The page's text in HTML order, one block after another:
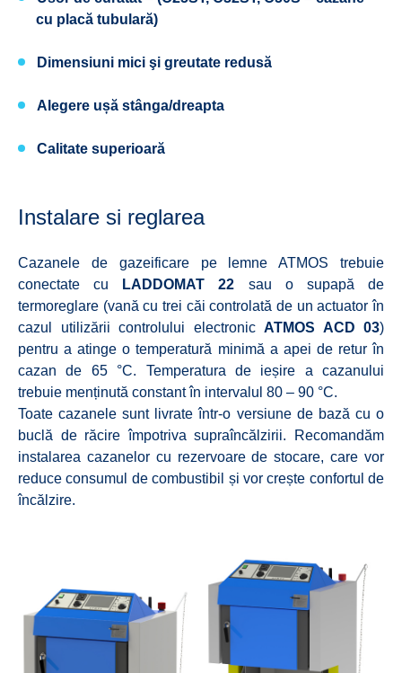
cu placă tubulară)
Dimensiuni mici şi greutate redusă
Alegere ușă stânga/dreapta
Calitate superioară
Instalare si reglarea
Cazanele de gazeificare pe lemne ATMOS trebuie
conectate cu
LADDOMAT 22 sau o supapă de
termoreglare (vană cu trei căi controlată de un actuator în
cazul utilizării controlului electronic ATMOS ACD 03)
pentru a atinge o temperatură minimă a apei de retur în
cazan de 65 °C. Temperatura de ieșire a cazanului
trebuie menținută constant în intervalul 80 – 90 °C.
Toate cazanele sunt livrate într-o versiune de bază cu o
buclă de răcire împotriva supraîncălzirii. Recomandăm
instalarea cazanelor cu rezervoare de stocare, care vor
reduce consumul de combustibil și vor crește confortul de
încălzire.